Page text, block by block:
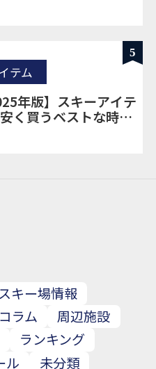
5
年版】スキーアイテ
く買うベストな時期
テム
スキー場情報
コラム
周辺施設
ランキング
ル 未分類